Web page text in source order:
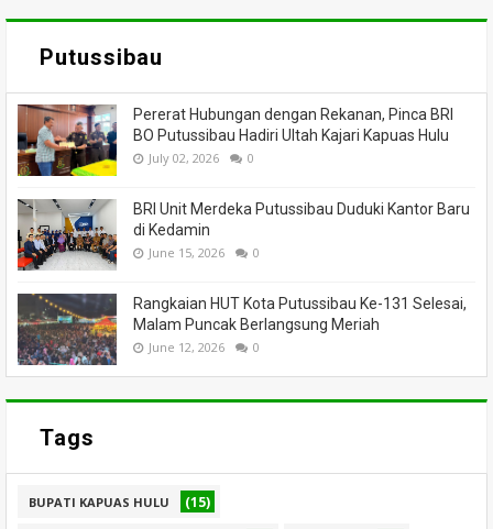
Putussibau
Pererat Hubungan dengan Rekanan, Pinca BRI
BO Putussibau Hadiri Ultah Kajari Kapuas Hulu
July 02, 2026 0
BRI Unit Merdeka Putussibau Duduki Kantor Baru
di Kedamin
June 15, 2026 0
Rangkaian HUT Kota Putussibau Ke-131 Selesai,
Malam Puncak Berlangsung Meriah
June 12, 2026 0
Tags
BUPATI KAPUAS HULU (15)